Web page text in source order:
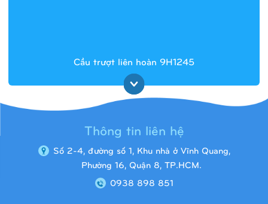
Cầu trượt liên hoàn 9H1245
Thông tin liên hệ
Số 2-4, đường số 1, Khu nhà ở Vĩnh Quang,
Phường 16, Quận 8, TP.HCM.
0938 898 851